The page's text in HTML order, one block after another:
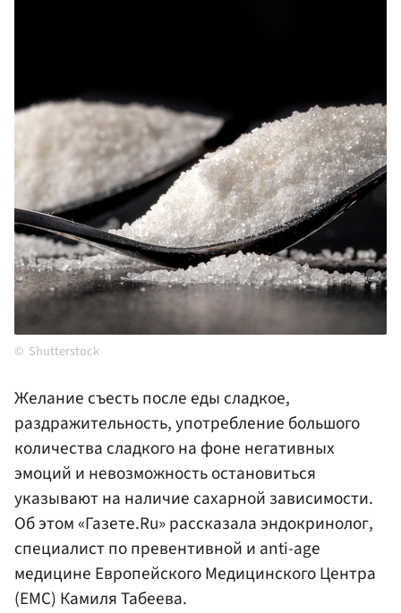
Shutterstock
Желание съесть после еды сладкое,
раздражительность, употребление большого
количества сладкого на фоне негативных
эмоций и невозможность остановиться
указывают на наличие сахарной зависимости.
Об этом «Газете.Ru» рассказала эндокринолог,
специалист по превентивной и anti-age
медицине Европейского Медицинского Центра
(EMC) Камиля Табеева.